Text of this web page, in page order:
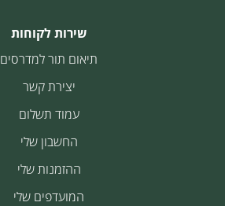
שירות לקוחות
תיאום תור למדרסים
יצירת קשר
עמוד תשלום
החשבון שלי
ההזמנות שלי
המועדפים שלי